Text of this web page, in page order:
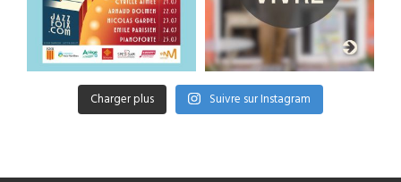
Charger plus Suivre sur Instagram